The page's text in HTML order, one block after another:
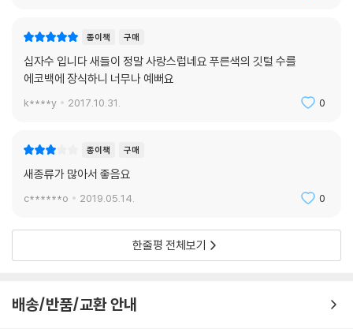
종이책 구매
십자수 입니다 새들이 정말 사랑스럽네요 푸른색의 깃털 수를
에코백에 장식하니 너무나 예뻐요
k****y 2017.10.31. 0
종이책 구매
새종류가 많아서 좋음요
c******o 2019.05.14. 0
한줄평 전체보기
배송/반품/교환 안내